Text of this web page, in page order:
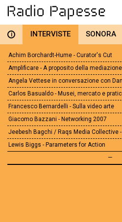
i INTERVISTE SONORA
Achim Borchardt-Hume - Curator's Cut
Amplificare - A proposito della
Angela Vettese in conversazione con
Carlos Basualdo - Musei, mercato e
Francesco Bernardelli - Sulla video arte
Giacomo Bazzani - Networking 2007
Jeebesh Bagchi / Raqs Media Collective
Lewis Biggs - Parameters for Action
—